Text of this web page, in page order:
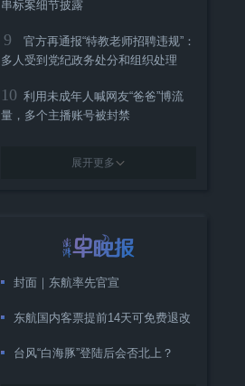
串标案细节披露
9
官方再通报“特教老师招聘违规”：
多人受到党纪政务处分和组织处理
10 利用未成年人喊网友“爸爸”博流
量，多个主播账号被封禁
展开更多
封面｜东航率先官宣
东航国内客票提前14天可免费退改
台风“白海豚”登陆后会否北上？